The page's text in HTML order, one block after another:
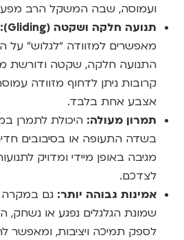
ועמוסה, שבה המשקל הרב
תנועה חלקה ושקטה (Gliding):
מאפשרים למזוודה “לגלוש” על
התנועה חלקה, שקטה ודורשת
קרובות ניתן לדחוף מזוודה
אצבע אחת בלבד.
תמרון מעולה: היכולת לתמרן
בשדה התעופה או בסיבובים
מגיבה באופן מיידי ומדויק
לצדכם.
אמינות גבוהה יותר: גם במקרה
שמונת הגלגלים נפגע או נשחק,
לספק תמיכה ויציבות,